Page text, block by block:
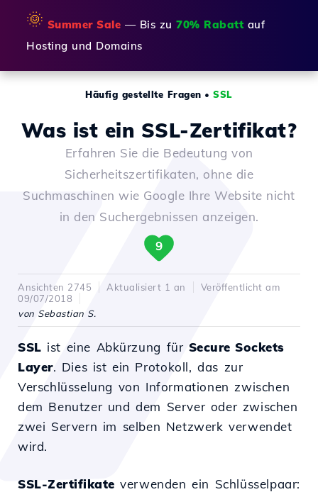
🌞 Summer Sale — Bis zu 70% Rabatt auf
Hosting und Domains
Häufig gestellte Fragen •SSL
Was ist ein SSL-Zertifikat?
Erfahren Sie die Bedeutung von
Sicherheitszertifikaten, ohne die
Suchmaschinen wie Google Ihre Website nicht
in den Suchergebnissen anzeigen.
9
Ansichten 2745 Aktualisiert 1 an
Veröffentlicht am
09/07/2018
von Sebastian S.
SSL ist eine Abkürzung für Secure Sockets
Layer. Dies ist ein Protokoll, das zur
Verschlüsselung von Informationen zwischen
dem Benutzer und dem Server oder zwischen
zwei Servern im selben Netzwerk verwendet
wird.
SSL-Zertifikate verwenden ein Schlüsselpaar: